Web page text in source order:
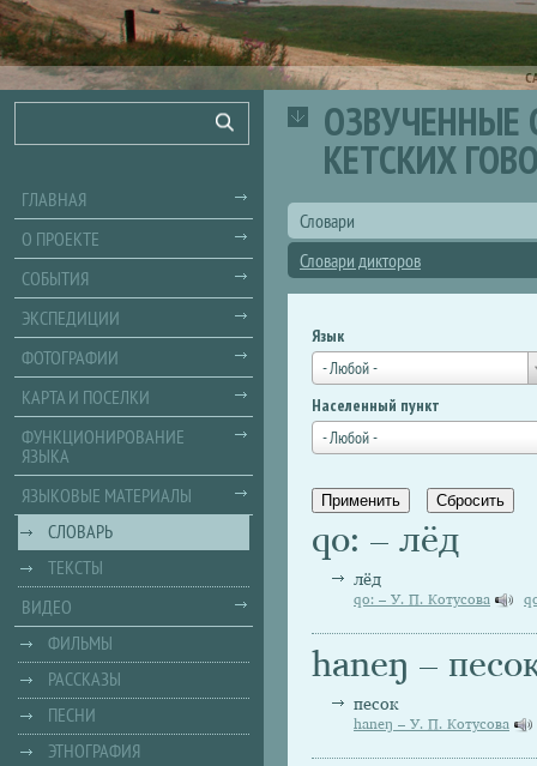
ОЗВУЧЕННЫЕ
КЕТСКИХ
Словари
Словари дикторов
Язык
- Любой -
Населенный пункт
- Любой -
qo: – лёд
лёд
qo: – У. П. Котусова
haneŋ –
песок
haneŋ – У. П. Котусова
Поиск
ГЛАВНАЯ
О ПРОЕКТЕ
СОБЫТИЯ
ЭКСПЕДИЦИИ
ФОТОГРАФИИ
КАРТА И ПОСЕЛКИ
ФУНКЦИОНИРОВАНИЕ
ЯЗЫКА
ЯЗЫКОВЫЕ МАТЕРИАЛЫ
СЛОВАРЬ
ТЕКСТЫ
ВИДЕО
ФИЛЬМЫ
РАССКАЗЫ
ПЕСНИ
ЭТНОГРАФИЯ